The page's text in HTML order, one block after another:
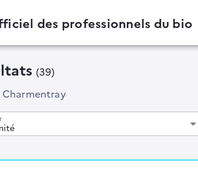
des professionnels du bio
(39)
Charmentray
arrow_drop_down